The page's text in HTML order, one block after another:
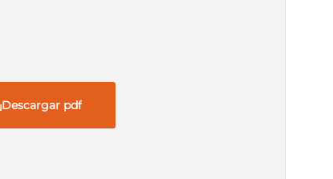
Descargar pdf